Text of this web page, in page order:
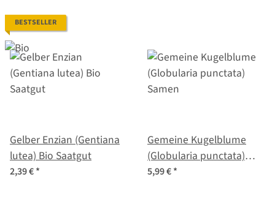
BESTSELLER
Gelber Enzian (Gentiana
lutea) Bio Saatgut
2,39 €*
Gemeine Kugelblume
(Globularia punctata)
Samen
5,99 €*